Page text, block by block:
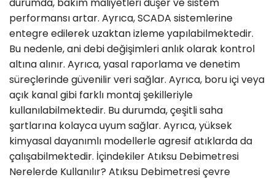
durumda, bakım maliyetleri düşer ve sistem
performansı artar. Ayrıca, SCADA sistemlerine
entegre edilerek uzaktan izleme yapılabilmektedir.
Bu nedenle, ani debi değişimleri anlık olarak kontrol
altına alınır. Ayrıca, yasal raporlama ve denetim
süreçlerinde güvenilir veri sağlar. Ayrıca, boru içi veya
açık kanal gibi farklı montaj şekilleriyle
kullanılabilmektedir. Bu durumda, çeşitli saha
şartlarına kolayca uyum sağlar. Ayrıca, yüksek
kimyasal dayanımlı modellerle agresif atıklarda da
çalışabilmektedir. İçindekiler Atıksu Debimetresi
Nerelerde Kullanılır? Atıksu Debimetresi çevre